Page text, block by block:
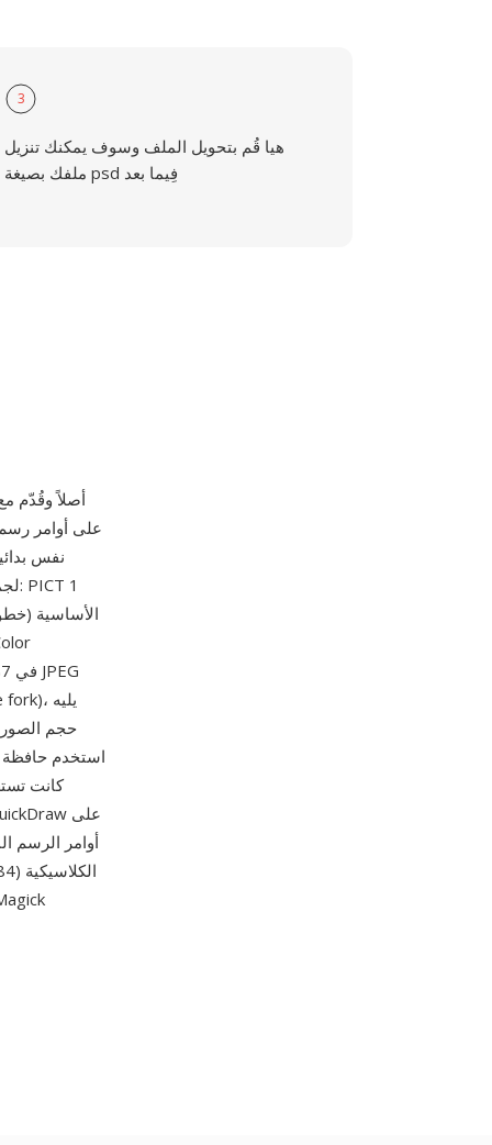
3
هيا قُم بتحويل الملف وسوف يمكنك تنزيل
ملفك بصيغة psd فِيما بعد
حجم
أوامر الرسم